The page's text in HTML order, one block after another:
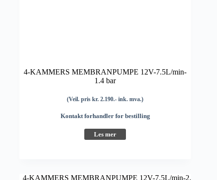
4-KAMMERS MEMBRANPUMPE 12V-7.5L/min-
1.4 bar
(Veil. pris kr. 2.190.- ink. mva.)
Kontakt forhandler for bestilling
Les mer